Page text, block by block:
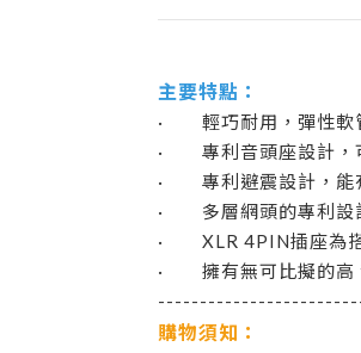
主要特點：
· 輕巧耐用，彈性軟管
· 專利音頭座設計，
· 專利避震設計，能
· 多層網頭的專利設
· XLR 4PIN插座為搭
· 擁有無可比擬的高
購物須知：